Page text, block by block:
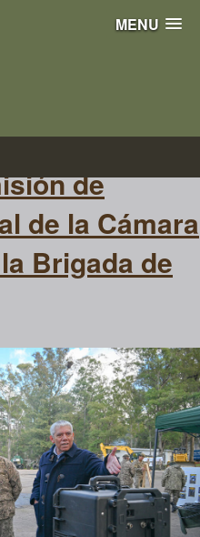
MENU
de
de la Cámara
Brigada de